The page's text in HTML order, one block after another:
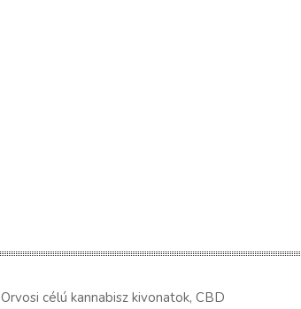
Orvosi célú kannabisz kivonatok, CBD